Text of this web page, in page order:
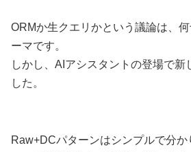
ORMか生クエリかという議論は、
ーマです。
しかし、AIアシスタントの登場で新
した。
Raw+DCパターンはシンプルで分